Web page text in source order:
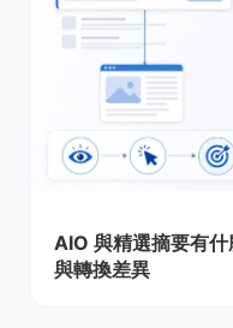
AIO 與精選摘要有
與轉換差異